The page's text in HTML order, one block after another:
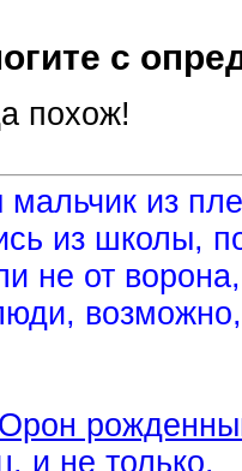
с
похож!
из
из школы,
не от
и не только.